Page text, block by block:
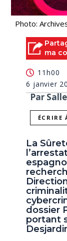
Photo:
ma
11h00
6 janvier
Par
ÉCRIRE
La
dossier
portant